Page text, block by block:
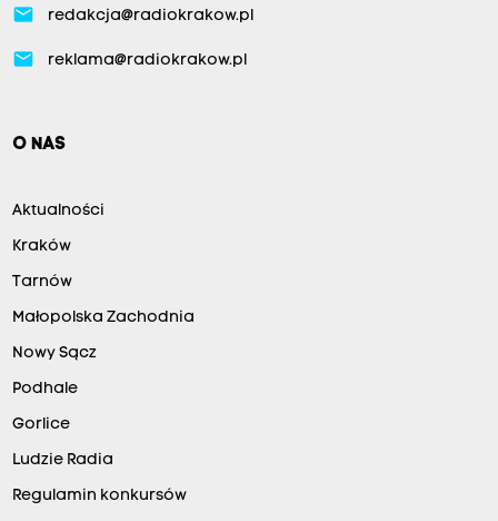
email redakcja@radiokrakow.pl
email reklama@radiokrakow.pl
O NAS
Aktualności
Kraków
Tarnów
Małopolska Zachodnia
Nowy Sącz
Podhale
Gorlice
Ludzie Radia
Regulamin konkursów